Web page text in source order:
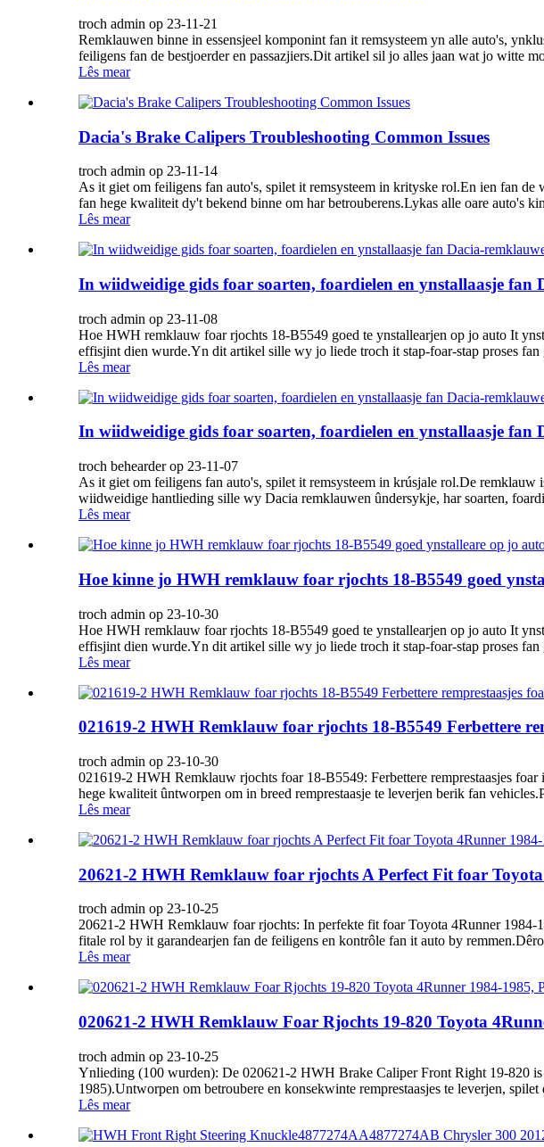
troch admin op 23-11-21
Remklauwen binne in essensjeel komponint fan it remsysteem yn alle auto's,
feiligens fan de bestjoerder en passazjiers.Dit artikel sil jo alles jaan wat jo witte
Lês mear
Dacia's Brake Calipers Troubleshooting Common Issues
troch admin op 23-11-14
As it giet om feiligens fan auto's, spilet it remsysteem in krityske rol.En ien fan
fan hege kwaliteit dy't bekend binne om har betrouberens.Lykas alle oare auto's
Lês mear
In wiidweidige gids foar soarten, foardielen en ynstallaasje fan
troch admin op 23-11-08
Hoe HWH remklauw foar rjochts 18-B5549 goed te ynstallearjen op jo auto It
effisjint dien wurde.Yn dit artikel sille wy jo liede troch it stap-foar-stap proses fan
Lês mear
In wiidweidige gids foar soarten, foardielen en ynstallaasje fan
troch behearder op 23-11-07
As it giet om feiligens fan auto's, spilet it remsysteem in krúsjale rol.De remklauw
wiidweidige hantlieding sille wy Dacia remklauwen ûndersykje, har soarten,
Lês mear
Hoe kinne jo HWH remklauw foar rjochts 18-B5549 goed
troch admin op 23-10-30
Hoe HWH remklauw foar rjochts 18-B5549 goed te ynstallearjen op jo auto It
effisjint dien wurde.Yn dit artikel sille wy jo liede troch it stap-foar-stap proses fan
Lês mear
021619-2 HWH Remklauw foar rjochts 18-B5549 Ferbettere
troch admin op 23-10-30
021619-2 HWH Remklauw rjochts foar 18-B5549: Ferbettere remprestaasjes
hege kwaliteit ûntworpen om in breed remprestaasje te leverjen berik fan
Lês mear
20621-2 HWH Remklauw foar rjochts A Perfect Fit foar
troch admin op 23-10-25
20621-2 HWH Remklauw foar rjochts: In perfekte fit foar Toyota 4Runner 1984-
fitale rol by it garandearjen fan de feiligens en kontrôle fan it auto by
Lês mear
020621-2 HWH Remklauw Foar Rjochts 19-820 Toyota
troch admin op 23-10-25
Ynlieding (100 wurden): De 020621-2 HWH Brake Caliper Front Right 19-820
1985).Untworpen om betroubere en konsekwinte remprestaasjes te leverjen,
Lês mear